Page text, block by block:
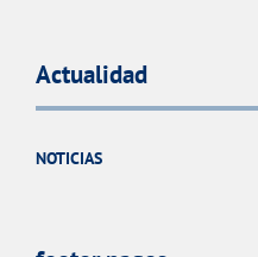
Actualidad
NOTICIAS